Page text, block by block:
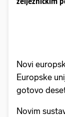
Novi
Europske
gotovo
Novim